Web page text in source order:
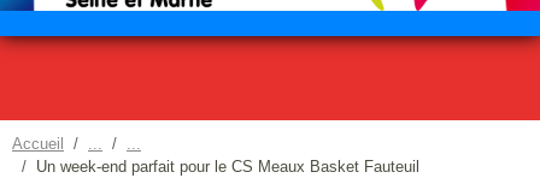
Accueil
Un week-end parfait pour le CS Meaux Basket Fauteuil